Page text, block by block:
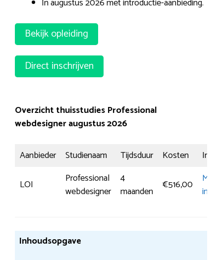
Bekijk opleiding
Direct inschrijven
Overzicht thuisstudies Professional
webdesigner augustus 2026
Aanbieder Studienaam Tijdsduur Kosten
LOI
Professional
webdesigner
4
maanden
€516,00
Meer
Inhoudsopgave